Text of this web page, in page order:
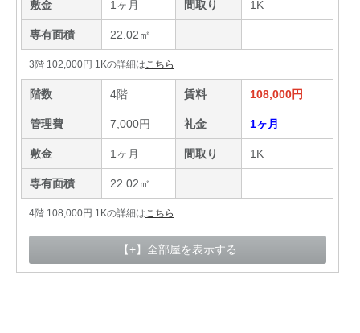
敷金 1ヶ月 間取り 1K
専有面積 22.02㎡
3階 102,000円 1Kの詳細は こちら
階数 4階 賃料 108,000円
管理費 7,000円 礼金 1ヶ月
敷金 1ヶ月 間取り 1K
専有面積 22.02㎡
4階 108,000円 1Kの詳細は こちら
【+】全部屋を表示する